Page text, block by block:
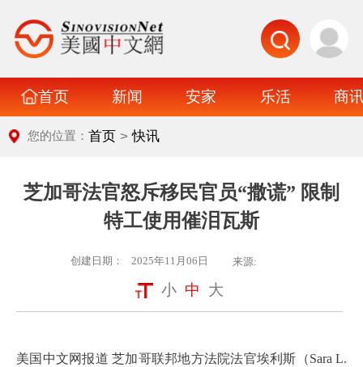
首页 新闻 安家 乐活 商
您的位置：首页 >快讯
芝加哥法官怒斥移民官员“撒谎” 限制
特工使用催泪瓦斯
创建日期： 2025年11月06日 来源:
小 中 大
美国中文网报道 芝加哥联邦地方法院法官埃利斯（Sara L.